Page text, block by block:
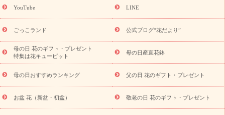
ギフト
「きょう誕生日なんです」キャンペーン
用途から探す お祝いの花特集 当日配達特急便
お祝い商品
一覧
お祝い 新築・引っ越し祝い
結婚記念日
結婚祝い 出産祝い 退院祝い・快気祝い
還暦
祝い・長寿祝い
プチギフト ペットのお祝いフラワー
元・暑中見舞い
敬老の日
お供え
お供え・お悔やみ商品一覧 お供え・お悔やみの花
十九日法要以降に贈る花
通夜・葬儀に贈る花
お供え お花とセッ
お盆（新盆・初盆）
お祝い返し お見舞い
お取り
YouTube LINE
ごっこランド 公式ブログ“花だより”
母の日 花のギフト・プレゼント
特集は花キューピット
母の日産直花鉢
母の日おすすめランキング 父の日 花のギフト・プレゼント
お盆 花（新盆・初盆） 敬老の日 花のギフト・プレゼント